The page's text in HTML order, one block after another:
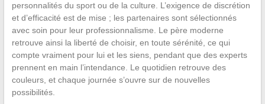
personnalités du sport ou de la culture. L’exigence de discrétion
et d’efficacité est de mise ; les partenaires sont sélectionnés
avec soin pour leur professionnalisme. Le père moderne
retrouve ainsi la liberté de choisir, en toute sérénité, ce qui
compte vraiment pour lui et les siens, pendant que des experts
prennent en main l’intendance. Le quotidien retrouve des
couleurs, et chaque journée s’ouvre sur de nouvelles
possibilités.